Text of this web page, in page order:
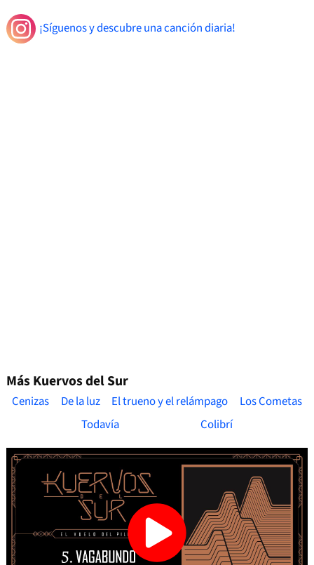
¡Síguenos y descubre una canción diaria!
Más Kuervos del Sur
Cenizas De la luz El trueno y el relámpago
Los Cometas
Todavía
Colibrí